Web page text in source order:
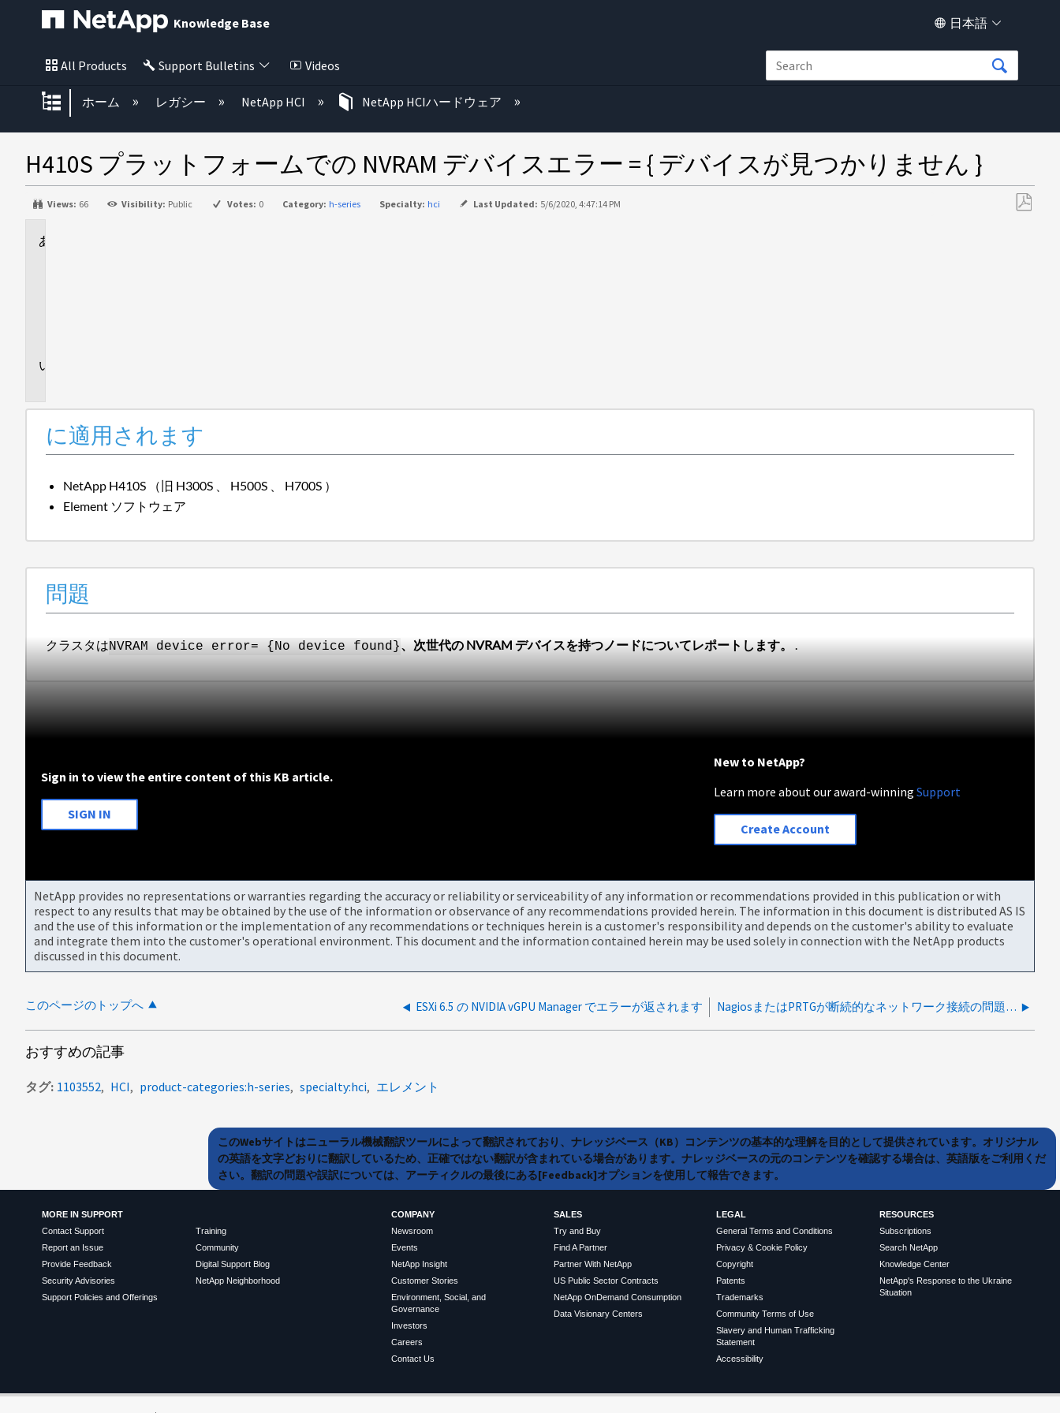
Knowledge Base 日本語
All Products Support Bulletins Videos
グローバル階層を展開/折りたたむ
ホーム レガシー NetApp HCI NetApp HCIハードウェア
H410S プラットフォームでの NVRAM デバイスエラー = { デバイスが見つかりません }
Views: 66 Visibility: Public Votes: 0 Category: h-series Specialty: hci Last Updated: 5/6/2020, 4:47:14 PM
に適用されます
NetApp H410S （旧 H300S 、 H500S 、 H700S ）
Element ソフトウェア
問題
クラスタはNVRAM device error= {No device found} 、次世代の NVRAM デバイスを持つノードについてレポートします。
Sign in to view the entire content of this KB article.
SIGN IN
New to NetApp?
Learn more about our award-winningSupport
Create Account
NetApp provides no representations or warranties regarding the accuracy or reliability or serviceability of any information or recommendations provided in this publication or with
respect to any results that may be obtained by the use of the information or observance of any recommendations provided herein. The information in this document is distributed AS IS
and the use of this information or the implementation of any recommendations or techniques herein is a customer's responsibility and depends on the customer's ability to evaluate
and integrate them into the customer's operational environment. This document and the information contained herein may be used solely in connection with the NetApp products
discussed in this document.
このページのトップへ ESXi 6.5 の NVIDIA vGPU Manager でエラーが返されます NagiosまたはPRTGが断続的なネットワーク接続の問題を報告する
おすすめの記事
タグ 1103552 HCI product-categories:h-series specialty:hci エレメント
このWebサイトはニューラル機械翻訳ツールによって翻訳されており、ナレッジベース（KB）コンテンツの基本的な理解を目的として提供されています。オリジナル
の英語を文字どおりに翻訳しているため、正確ではない翻訳が含まれている場合があります。ナレッジベースの元のコンテンツを確認する場合は、英語版をご利用くだ
さい。翻訳の問題や誤訳については、アーティクルの最後にある[Feedback]オプションを使用して報告できます。
MORE IN SUPPORT
Contact Support
Report an Issue
Provide Feedback
Security Advisories
Support Policies and Offerings
Training
Community
Digital Support Blog
NetApp Neighborhood
COMPANY
Newsroom
Events
NetApp Insight
Customer Stories
Environment, Social, and
Governance
Investors
Careers
Contact Us
SALES
Try and Buy
Find A Partner
Partner With NetApp
US Public Sector Contracts
NetApp OnDemand Consumption
Data Visionary Centers
LEGAL
General Terms and Conditions
Privacy & Cookie Policy
Copyright
Patents
Trademarks
Community Terms of Use
Slavery and Human Trafficking
Statement
Accessibility
RESOURCES
Subscriptions
Search NetApp
Knowledge Center
NetApp's Response to the Ukraine
Situation